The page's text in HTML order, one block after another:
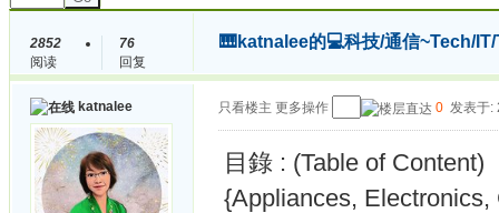
2852
阅读
76
回复
🎹katnalee的💻科技/通信~Tech/
katnalee 只看楼主 更多操作 0 发表于:
目錄 : (Table of Content)
{Appliances,